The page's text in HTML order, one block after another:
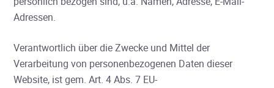
Adressen.
Verantwortlich über die Zwecke und Mittel der
Verarbeitung von personenbezogenen Daten dieser
Website, ist gem. Art. 4 Abs. 7 EU-